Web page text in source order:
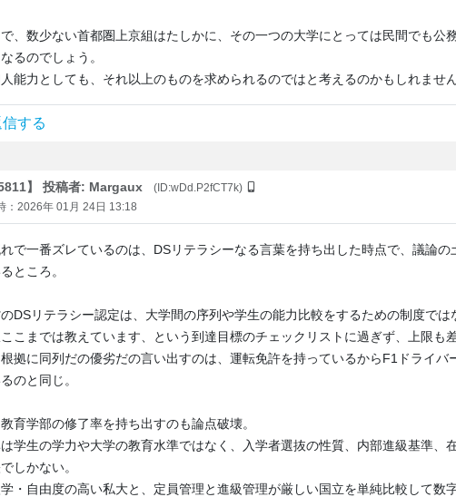
、数少ない首都圏上京組はたしかに、その一つの大学にとっては民間でも公
るのでしょう。
能力としても、それ以上のものを求められるのではと考えるのかもしれません
する
】 投稿者: Margaux
(ID:wDd.P2fCT7k)
：2026年 01月 24日 13:18
で一番ズレているのは、DSリテラシーなる言葉を持ち出した時点で、議論の
ところ。
DSリテラシー認定は、大学間の序列や学生の能力比較をするための制度では
こまでは教えています、という到達目標のチェックリストに過ぎず、上限も
拠に同列だの優劣だの言い出すのは、運転免許を持っているからF1ドライバ
のと同じ。
育学部の修了率を持ち出すのも論点破壊。
学生の学力や大学の教育水準ではなく、入学者選抜の性質、内部進級基準、
しかない。
・自由度の高い私大と、定員管理と進級管理が厳しい国立を単純比較して数